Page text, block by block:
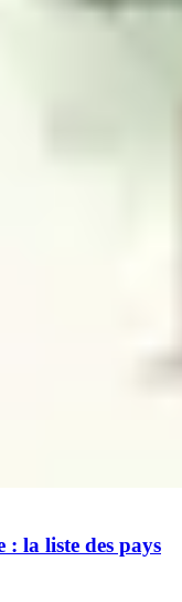
: la liste des pays